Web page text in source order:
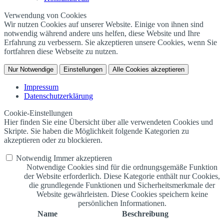
Verwendung von Cookies
Wir nutzen Cookies auf unserer Website. Einige von ihnen sind
notwendig während andere uns helfen, diese Website und Ihre
Erfahrung zu verbessern. Sie akzeptieren unsere Cookies, wenn Sie
fortfahren diese Webseite zu nutzen.
Nur Notwendige Einstellungen Alle Cookies akzeptieren
Impressum
Datenschutzerklärung
Cookie-Einstellungen
Hier finden Sie eine Übersicht über alle verwendeten Cookies und
Skripte. Sie haben die Möglichkeit folgende Kategorien zu
akzeptieren oder zu blockieren.
Notwendig Immer akzeptieren
Notwendige Cookies sind für die ordnungsgemäße Funktion
der Website erforderlich. Diese Kategorie enthält nur Cookies,
die grundlegende Funktionen und Sicherheitsmerkmale der
Website gewährleisten. Diese Cookies speichern keine
persönlichen Informationen.
Name
Beschreibung